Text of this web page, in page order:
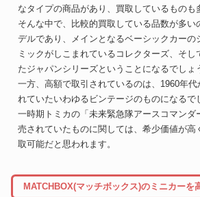
なタイプの商品があり、買取しているものも
そんな中で、比較的買取している品数が多い
デルであり、メインとなるベーシックカーの
ミックがしこまれているコレクターズ、そし
たジャパンシリーズということになるでしょ
一方、高額で取引されているのは、1960年代
れていたいわゆるビンテージのものになるで
一時期トミカの「未来緊急隊アースコマンダ
売されていたものに関しては、希少価値が高
取可能だと思われます。
MATCHBOX(マッチボックス)のミニカーを